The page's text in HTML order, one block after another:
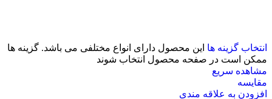
انتخاب گزینه ها این محصول دارای انواع مختلفی می باشد. گزینه ها
ممکن است در صفحه محصول انتخاب شوند
مشاهده سریع
مقایسه
افزودن به علاقه مندی